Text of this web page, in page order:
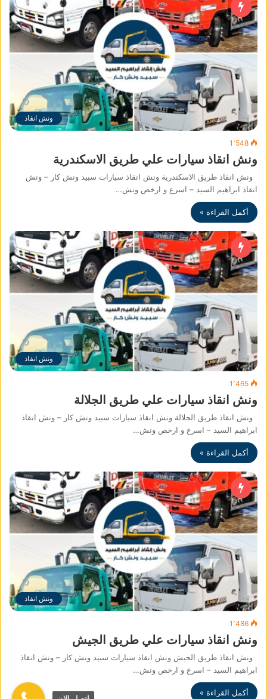
ونش انقاذ
1٬548
ونش انقاذ سيارات علي طريق الاسكندرية
ونش انقاذ طريق الاسكندرية ونش انقاذ سيارات سبيد ونش كار – ونش
انقاذ ابراهيم السيد – اسرع و ارخص ونش…
أكمل القراءة »
ونش انقاذ
1٬465
ونش انقاذ سيارات علي طريق الجلالة
ونش انقاذ طريق الجلالة ونش انقاذ سيارات سبيد ونش كار – ونش انقاذ
ابراهيم السيد – اسرع و ارخص ونش…
أكمل القراءة »
ونش انقاذ
1٬486
ونش انقاذ سيارات علي طريق الجيش
ونش انقاذ طريق الجيش ونش انقاذ سيارات سبيد ونش كار – ونش انقاذ
ابراهيم السيد – اسرع و ارخص ونش…
أكمل القراءة »